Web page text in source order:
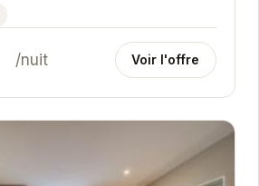
/nuit Voir l'offre